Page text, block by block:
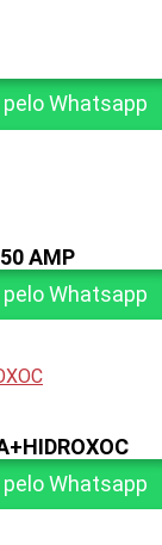
Whatsapp
AMP
Whatsapp
Whatsapp